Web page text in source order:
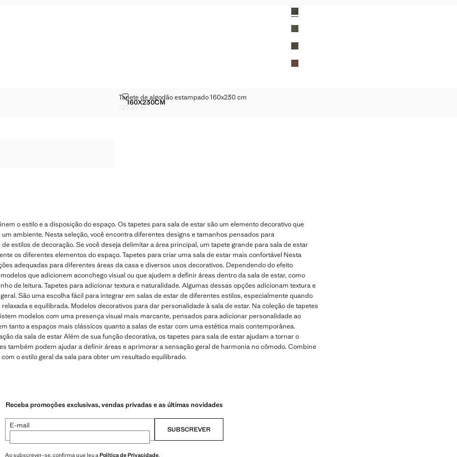
Tamanhos
160X230CMTAPETE DE ALGODÃO ESTAMPADO 160X230 CM
Tapete de algodão estampado 160x230 cm
TAPETE DE ALGODÃO ESTAMPADO 160X230 CM
129,99 €
Cores
o estilo e a disposição do espaço. Os tapetes para sala de estar são um elemento decorativo que
ambiente. Nesta seleção, você encontra diferentes designs e tamanhos pensados ​​para
estilos de decoração. Se você deseja delimitar a área principal, um tapete grande para sala de estar
os diferentes elementos do espaço. Tapetes para criar uma sala de estar mais confortável Nesta
adequadas para diferentes áreas da casa e diversos usos decorativos. Dependendo do efeito
que adicionem aconchego visual ou que ajudem a definir áreas dentro da sala de estar, como
de leitura. Tapetes para adicionar textura e naturalidade. Algumas dessas opções adicionam textura e
São uma escolha fácil para integrar em salas de estar de diferentes estilos, especialmente quando
e equilibrada. Modelos decorativos para dar personalidade à sala de estar. Na coleção de tapetes
modelos com uma presença visual mais marcante, pensados ​​para adicionar personalidade ao
tanto a espaços mais clássicos quanto a salas de estar com uma estética mais contemporânea.
da sala de estar Além de sua função decorativa, os tapetes para sala de estar ajudam a tornar o
também podem ajudar a definir áreas e aprimorar a sensação geral de harmonia no cômodo. Combine
o estilo geral da sala para obter um resultado equilibrado.
Receba promoções exclusivas, vendas privadas e as últimas novidades
E-mail SUBSCREVER
Ao subscrever-se, confirma que leu aPolítica de Privacidade.